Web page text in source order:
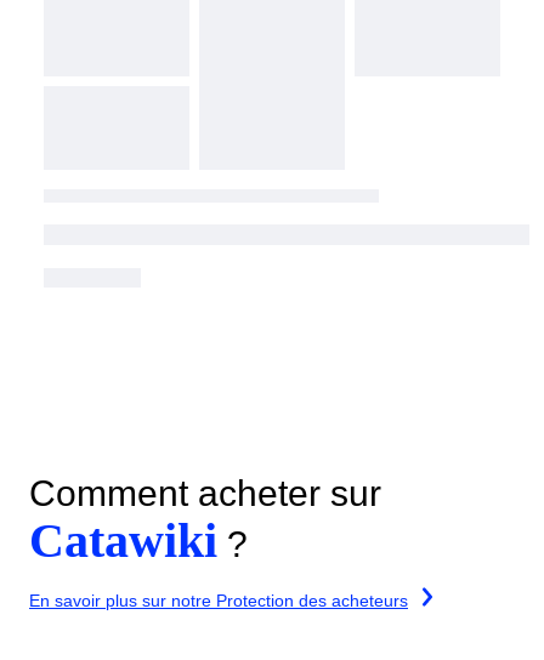
Comment acheter sur
Catawiki ?
En savoir plus sur notre Protection des acheteurs